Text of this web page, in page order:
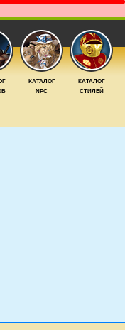
КАТАЛОГ
СТИЛЕЙ
КАТАЛОГ
NPC